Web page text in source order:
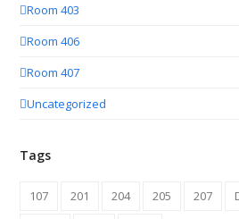
Room 403
Room 406
Room 407
Uncategorized
Tags
107 201 204 205 207